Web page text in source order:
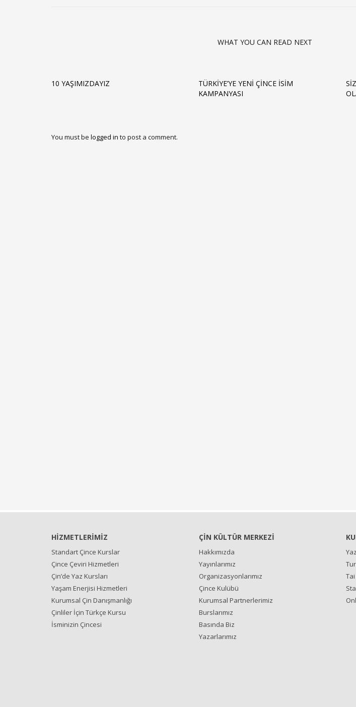
WHAT YOU CAN READ NEXT
10 YAŞIMIZDAYIZ
TÜRKIYE’YE YENI ÇINCE İSIM
KAMPANYASI
You must be logged in to post a comment.
HİZMETLERİMİZ
Standart Çince Kurslar
Çince Çeviri Hizmetleri
Çin’de Yaz Kursları
Yaşam Enerjisi Hizmetleri
Kurumsal Çin Danışmanlığı
Çinliler İçin Türkçe Kursu
İsminizin Çincesi
ÇİN KÜLTÜR MERKEZİ
Hakkımızda
Yayınlarımız
Organizasyonlarımız
Çince Kulübü
Kurumsal Partnerlerimiz
Burslarımız
Basında Biz
Yazarlarımız